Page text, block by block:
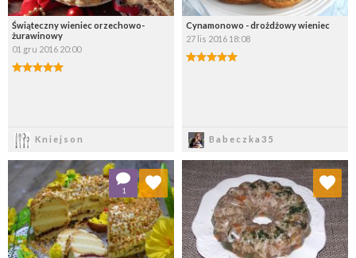
Świąteczny wieniec orzechowo-
żurawinowy
01 gru 2016 20:00
Kniejson
Cynamonowo - drożdżowy wieniec
27 lis 2016 18:08
Babeczka35
1
Dodaj do ulubionych
Wybierz listę:
Dodaj do ulubionych
Wybierz listę: